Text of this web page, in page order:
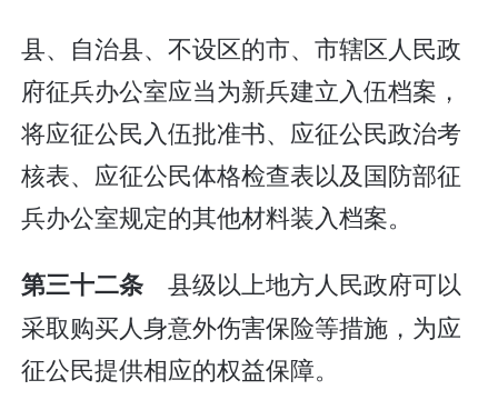
县、自治县、不设区的市、市辖区人民政
府征兵办公室应当为新兵建立入伍档案，
将应征公民入伍批准书、应征公民政治考
核表、应征公民体格检查表以及国防部征
兵办公室规定的其他材料装入档案。
第三十二条 县级以上地方人民政府可以
采取购买人身意外伤害保险等措施，为应
征公民提供相应的权益保障。